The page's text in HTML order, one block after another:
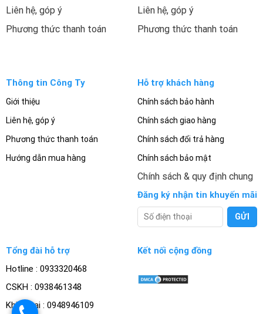
Liên hệ, góp ý
Phương thức thanh toán
Liên hệ, góp ý
Phương thức thanh toán
Thông tin Công Ty
Giới thiệu
Liên hệ, góp ý
Phương thức thanh toán
Hướng dẫn mua hàng
Hỗ trợ khách hàng
Chính sách bảo hành
Chính sách giao hàng
Chính sách đổi trả hàng
Chính sách bảo mật
Chính sách & quy định chung
Đăng ký nhận tin khuyến mãi
Tổng đài hỗ trợ
Hotline : 0933320468
CSKH : 0938461348
Khiếu nại : 0948946109
Kết nối cộng đồng